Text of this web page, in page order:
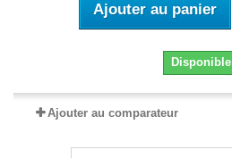
Ajouter au panier
Disponible
Ajouter au comparateur